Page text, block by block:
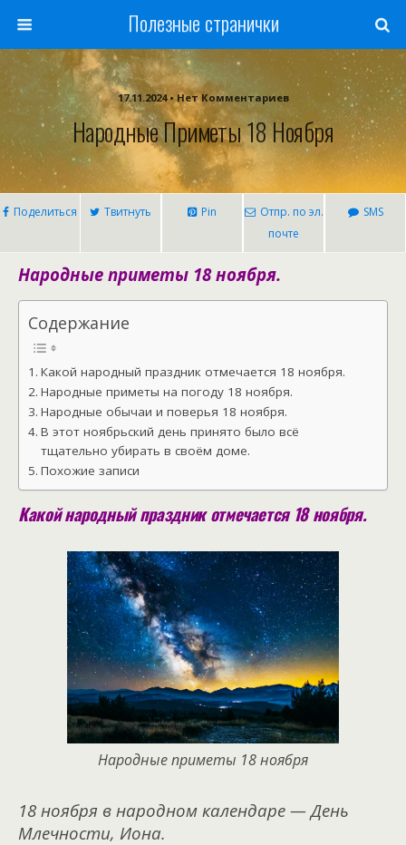
Полезные странички
17.11.2024 • Нет Комментариев
Народные Приметы 18 Ноября
Поделиться Твитнуть Pin
Отпр. по эл.
почте
SMS
Народные приметы 18 ноября.
Содержание
Какой народный праздник отмечается 18 ноября.
Народные приметы на погоду 18 ноября.
Народные обычаи и поверья 18 ноября.
В этот ноябрьский день принято было всё
тщательно убирать в своём доме.
Похожие записи
Какой народный праздник отмечается 18 ноября.
Народные приметы 18 ноября
18 ноября в народном календаре — День
Млечности, Иона.